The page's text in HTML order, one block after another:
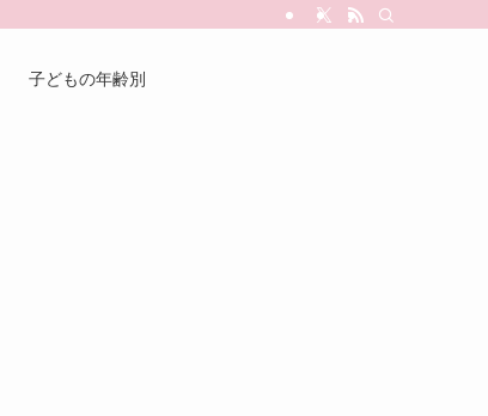
子どもの年齢別